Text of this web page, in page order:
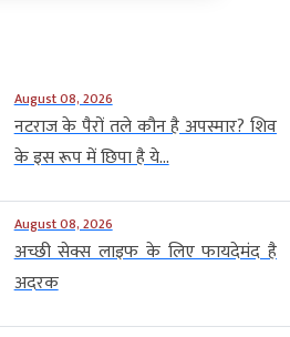
August 08, 2026
नटराज के पैरों तले कौन है अपस्मार? शिव
के इस रूप में छिपा है ये...
August 08, 2026
अच्छी सेक्स लाइफ के लिए फायदेमंद है
अदरक